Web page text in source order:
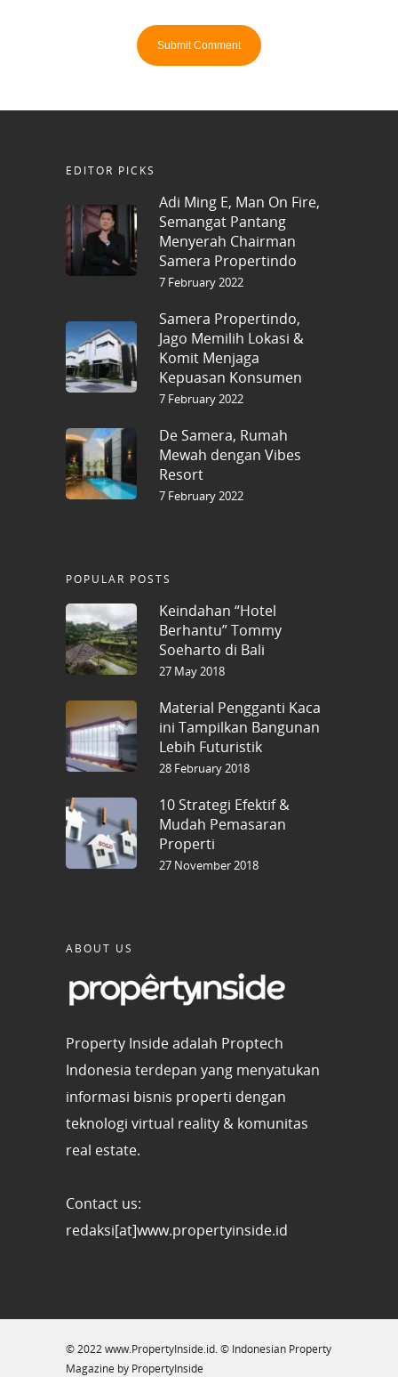
EDITOR PICKS
Adi Ming E, Man On Fire,
Semangat Pantang
Menyerah Chairman
Samera Propertindo
7 February 2022
Samera Propertindo,
Jago Memilih Lokasi &
Komit Menjaga
Kepuasan Konsumen
7 February 2022
De Samera, Rumah
Mewah dengan Vibes
Resort
7 February 2022
POPULAR POSTS
Keindahan “Hotel
Berhantu” Tommy
Soeharto di Bali
27 May 2018
Material Pengganti Kaca
ini Tampilkan Bangunan
Lebih Futuristik
28 February 2018
10 Strategi Efektif &
Mudah Pemasaran
Properti
27 November 2018
ABOUT US
Property Inside adalah Proptech
Indonesia terdepan yang menyatukan
informasi bisnis properti dengan
teknologi virtual reality & komunitas
real estate.
Contact us:
redaksi[at]www.propertyinside.id
© 2022 www.PropertyInside.id. © Indonesian Property
Magazine by PropertyInside